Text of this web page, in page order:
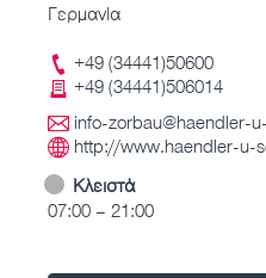
Γερμανία
+49 (34441)50600
+49 (34441)506014
info-zorbau@haendler-
http://www.haendler-u-
Κλειστά
07:00 – 21:00